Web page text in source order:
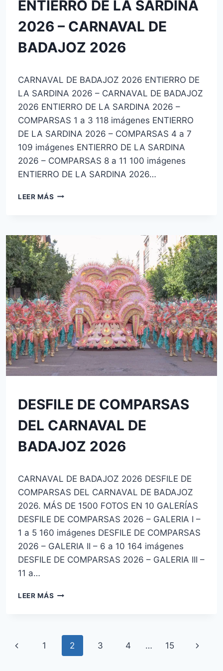
CATEGORÍA
ENTIERRO DE LA SARDINA
2026 – CARNAVAL DE
BADAJOZ 2026
josecauria
CARNAVAL DE BADAJOZ 2026 ENTIERRO DE
LA SARDINA 2026 – CARNAVAL DE BADAJOZ
2026 ENTIERRO DE LA SARDINA 2026 –
COMPARSAS 1 a 3 118 imágenes ENTIERRO
DE LA SARDINA 2026 – COMPARSAS 4 a 7
109 imágenes ENTIERRO DE LA SARDINA
2026 – COMPARSAS 8 a 11 100 imágenes
ENTIERRO DE LA SARDINA 2026…
LEER MÁS ENTIERRO
–
CARNAVAL
DE
BADAJOZ
2026
SIN
CATEGORÍA
DESFILE DE COMPARSAS
DEL CARNAVAL DE
BADAJOZ 2026
josecauria
CARNAVAL DE BADAJOZ 2026 DESFILE DE
COMPARSAS DEL CARNAVAL DE BADAJOZ
2026. MÁS DE 1500 FOTOS EN 10 GALERÍAS
DESFILE DE COMPARSAS 2026 – GALERIA I –
1 a 5 160 imágenes DESFILE DE COMPARSAS
2026 – GALERIA II – 6 a 10 164 imágenes
DESFILE DE COMPARSAS 2026 – GALERIA III –
11 a…
LEER MÁS DESFILE
CARNAVAL
BADAJOZ
Navegación
Página
1 2 3 4 … 15